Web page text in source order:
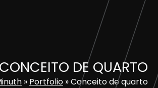
CONCEITO DE QUARTO
» Portfolio »Conceito de quarto